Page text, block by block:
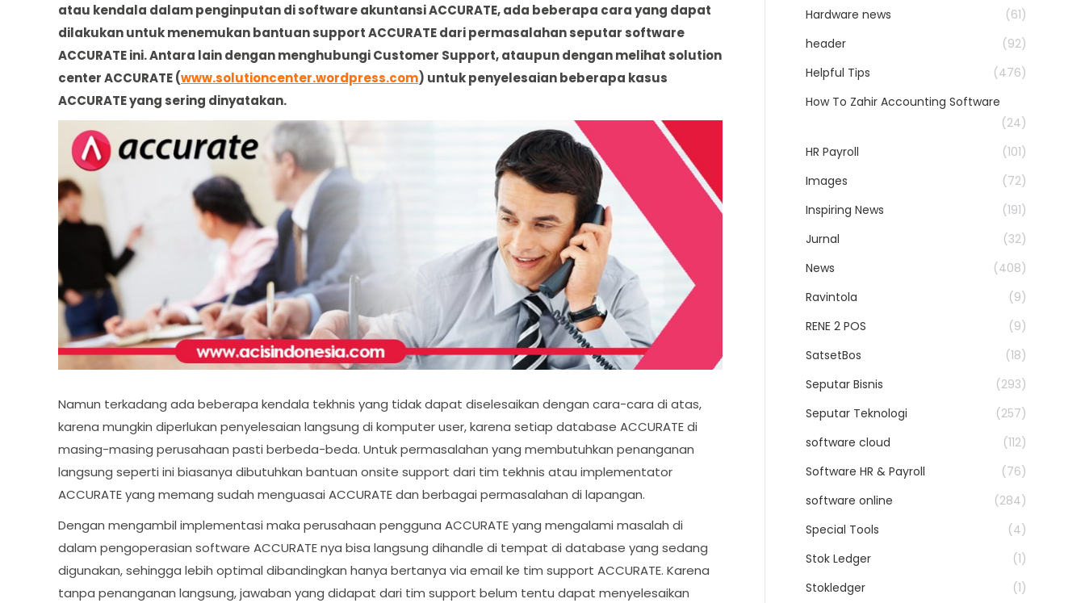
atau kendala dalam penginputan di software akuntansi ACCURATE, ada beberapa cara yang dapat
dilakukan untuk menemukan bantuan support ACCURATE dari permasalahan seputar software
ACCURATE ini. Antara lain dengan menghubungi Customer Support, ataupun dengan melihat solution
center ACCURATE (www.solutioncenter.wordpress.com) untuk penyelesaian beberapa kasus
ACCURATE yang sering dinyatakan.
Namun terkadang ada beberapa kendala tekhnis yang tidak dapat diselesaikan dengan cara-cara di atas,
karena mungkin diperlukan penyelesaian langsung di komputer user, karena setiap database ACCURATE di
masing-masing perusahaan pasti berbeda-beda. Untuk permasalahan yang membutuhkan penanganan
langsung seperti ini biasanya dibutuhkan bantuan onsite support dari tim tekhnis atau implementator
ACCURATE yang memang sudah menguasai ACCURATE dan berbagai permasalahan di lapangan.
Dengan mengambil implementasi maka perusahaan pengguna ACCURATE yang mengalami masalah di
dalam pengoperasian software ACCURATE nya bisa langsung dihandle di tempat di database yang sedang
digunakan, sehingga lebih optimal dibandingkan hanya bertanya via email ke tim support ACCURATE. Karena
tanpa penanganan langsung, jawaban yang didapat dari tim support belum tentu dapat menyelesaikan
Hardware news
(61)
header
(92)
Helpful Tips
(476)
How To Zahir Accounting Software
(24)
HR Payroll
(101)
Images
(72)
Inspiring News
(191)
Jurnal
(32)
News
(408)
Ravintola
(9)
RENE 2 POS
(9)
SatsetBos
(18)
Seputar Bisnis
(293)
Seputar Teknologi
(257)
software cloud
(112)
Software HR & Payroll
(76)
software online
(284)
Special Tools
(4)
Stok Ledger
(1)
Stokledger
(1)